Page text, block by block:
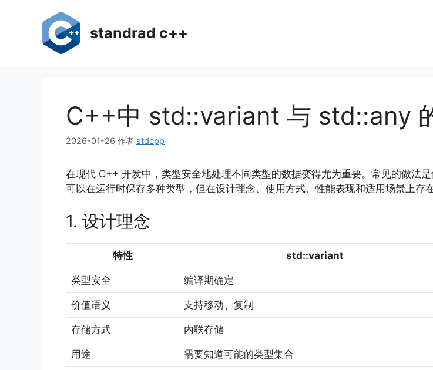
standrad c++
C++中 std::variant 与 std::any
2026-01-26 作者 stdcpp
在现代 C++ 开发中，类型安全地处理不同类型的数据变得尤为重要。常见的做法是
可以在运行时保存多种类型，但在设计理念、使用方式、性能表现和适用场景上存
1. 设计理念
特性 std::variant
类型安全 编译期确定
价值语义 支持移动、复制
存储方式 内联存储
用途 需要知道可能的类型集合